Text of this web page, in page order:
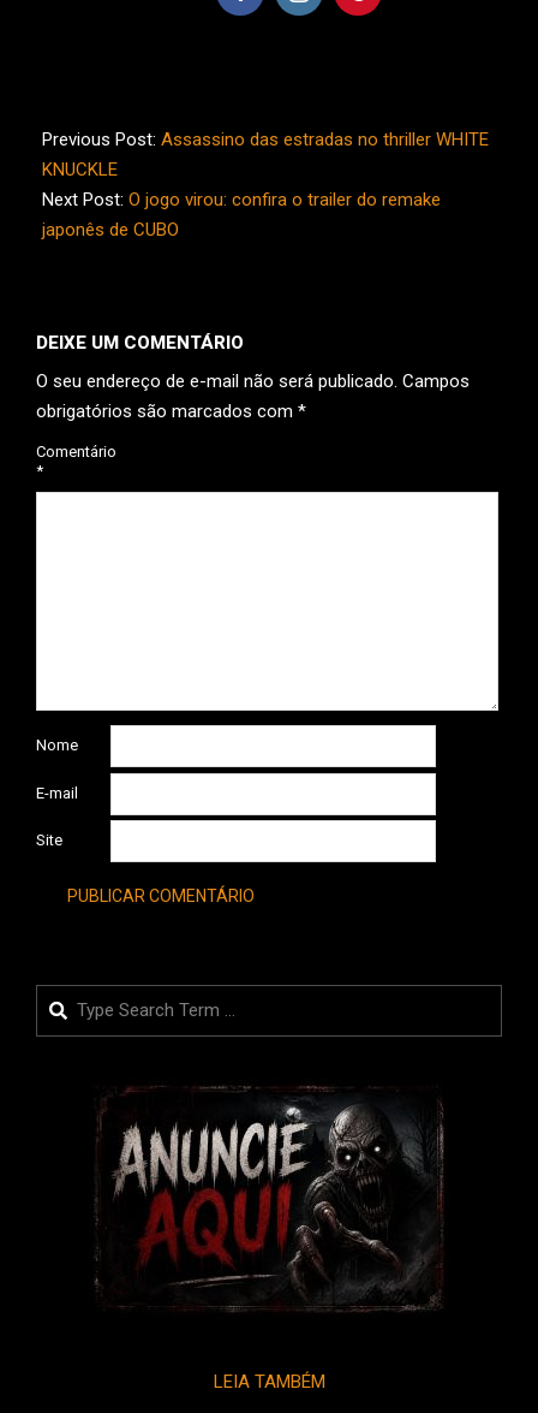
08-
18
Previous Post: Assassino das estradas no thriller WHITE
KNUCKLE
Next Post: O jogo virou: confira o trailer do remake
japonês de CUBO
DEIXE UM COMENTÁRIO
O seu endereço de e-mail não será publicado. Campos
obrigatórios são marcados com *
Comentário
*
Nome
E-mail
Site
Search
LEIA TAMBÉM